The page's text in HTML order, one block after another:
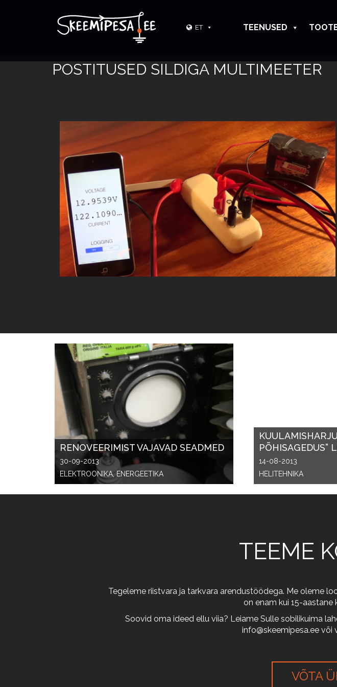
ET TEENUSED
POSTITUSED SILDIGA MULTIMEETER
RENOVEERIMIST VAJAVAD SEADMED
30-09-2013
ELEKTROONIKA, ENERGEETIKA
PÕHISAGEDUS”
14-08-2013
HELITEHNIKA
TEEME
Tegeleme riistvara ja tarkvara arendustöödega. Me oleme
on enam kui 15-
Soovid oma ideed ellu viia? Leiame Sulle sobilikuima
info@skeemipesa.ee või
VÕTA